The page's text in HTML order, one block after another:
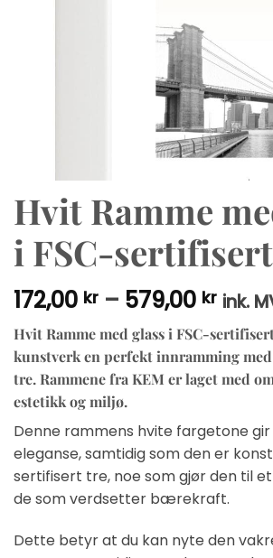
Hvit Ramme
i FSC-
172,00 kr – 579,00 kr
til
ink.
Hvit Ramme med glass i FSC-
kunstverk en perfekt innramming
tre. Rammene fra KEM er laget med
estetikk og miljø.
Denne rammens hvite fargetone gir
eleganse, samtidig som den er
sertifisert tre, noe som gjør den til
de som verdsetter bærekraft.
Dette betyr at du kan nyte den